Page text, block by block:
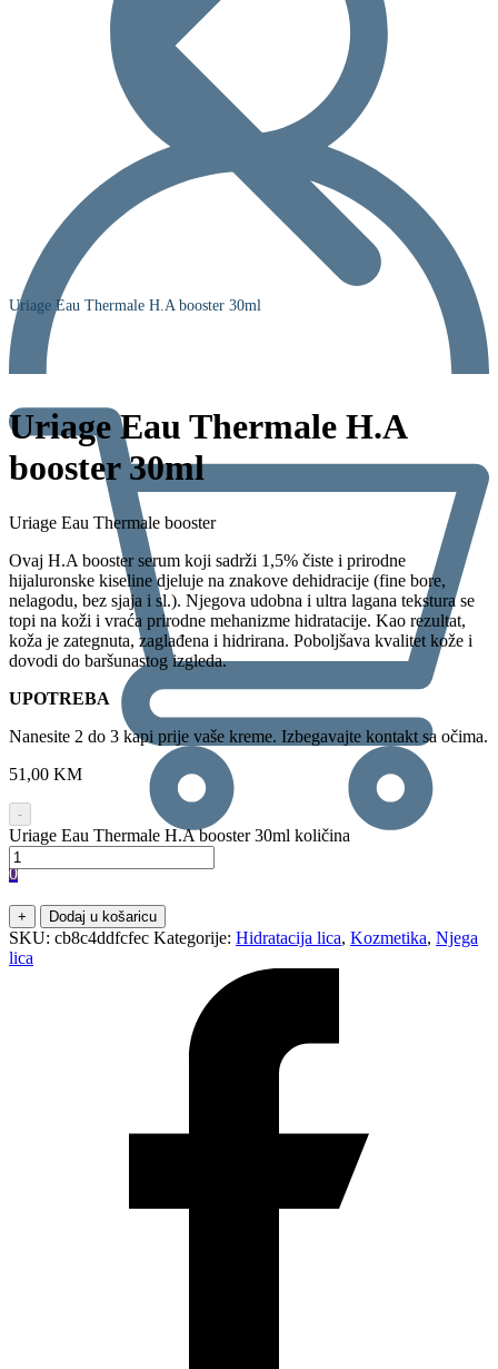
0
Uriage Eau Thermale H.A booster 30ml
Uriage Eau Thermale H.A
booster 30ml
Uriage Eau Thermale booster
Ovaj H.A booster serum koji sadrži 1,5% čiste i prirodne
hijaluronske kiseline djeluje na znakove dehidracije (fine bore,
nelagodu, bez sjaja i sl.). Njegova udobna i ultra lagana tekstura se
topi na koži i vraća prirodne mehanizme hidratacije. Kao rezultat,
koža je zategnuta, zaglađena i hidrirana. Poboljšava kvalitet kože i
dovodi do baršunastog izgleda.
UPOTREBA
Nanesite 2 do 3 kapi prije vaše kreme. Izbegavajte kontakt sa očima.
51,00 KM
-
Uriage Eau Thermale H.A booster 30ml količina
+ Dodaj u košaricu
SKU: cb8c4ddfcfec Kategorije: Hidratacija lica, Kozmetika, Njega
lica